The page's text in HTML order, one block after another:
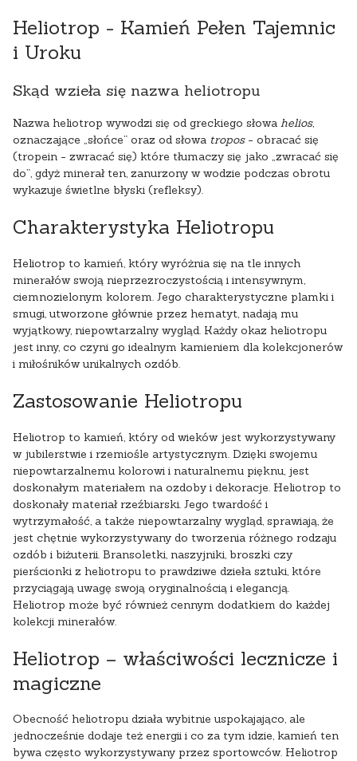
Heliotrop - Kamień Pełen Tajemnic
i Uroku
Skąd wzieła się nazwa heliotropu
Nazwa heliotrop wywodzi się od greckiego słowa helios,
oznaczające „słońce” oraz od słowa tropos- obracać się
(tropein - zwracać się) które tłumaczy się jako „zwracać się
do”, gdyż minerał ten, zanurzony w wodzie podczas obrotu
wykazuje świetlne błyski (refleksy).
Charakterystyka Heliotropu
Heliotrop to kamień, który wyróżnia się na tle innych
minerałów swoją nieprzezroczystością i intensywnym,
ciemnozielonym kolorem. Jego charakterystyczne plamki i
smugi, utworzone głównie przez hematyt, nadają mu
wyjątkowy, niepowtarzalny wygląd. Każdy okaz heliotropu
jest inny, co czyni go idealnym kamieniem dla kolekcjonerów
i miłośników unikalnych ozdób.
Zastosowanie Heliotropu
Heliotrop to kamień, który od wieków jest wykorzystywany
w jubilerstwie i rzemiośle artystycznym. Dzięki swojemu
niepowtarzalnemu kolorowi i naturalnemu pięknu, jest
doskonałym materiałem na ozdoby i dekoracje. Heliotrop to
doskonały materiał rzeźbiarski. Jego twardość i
wytrzymałość, a także niepowtarzalny wygląd, sprawiają, że
jest chętnie wykorzystywany do tworzenia różnego rodzaju
ozdób i biżuterii. Bransoletki, naszyjniki, broszki czy
pierścionki z heliotropu to prawdziwe dzieła sztuki, które
przyciągają uwagę swoją oryginalnością i elegancją.
Heliotrop może być również cennym dodatkiem do każdej
kolekcji minerałów.
Heliotrop – właściwości lecznicze i
magiczne
Obecność heliotropu działa wybitnie uspokajająco, ale
jednocześnie dodaje też energii i co za tym idzie, kamień ten
bywa często wykorzystywany przez sportowców. Heliotrop